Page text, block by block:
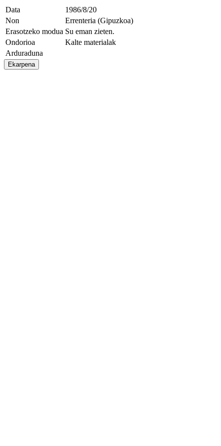
Data
1986/8/20
Non
Errenteria (Gipuzkoa)
Erasotzeko modua Su eman zieten.
Ondorioa
Kalte materialak
Arduraduna